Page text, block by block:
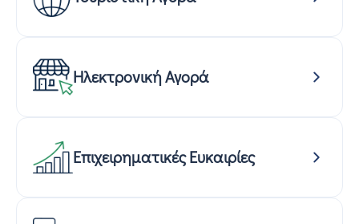
Ηλεκτρονική Αγορά
Επιχειρηματικές Ευκαιρίες